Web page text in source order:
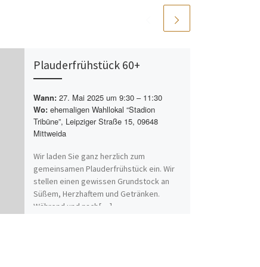
Plauderfrühstück 60+
Wann: 27. Mai 2025 um 9:30 – 11:30
Wo: ehemaligen Wahllokal “Stadion
Tribüne”, Leipziger Straße 15, 09648
Mittweida
Wir laden Sie ganz herzlich zum
gemeinsamen Plauderfrühstück ein. Wir
stellen einen gewissen Grundstock an
Süßem, Herzhaftem und Getränken.
Während und nach[…]